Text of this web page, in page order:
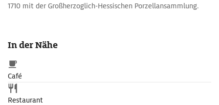
1710 mit der Großherzoglich-Hessischen Porzellansammlung.
In der Nähe
Café
Restaurant